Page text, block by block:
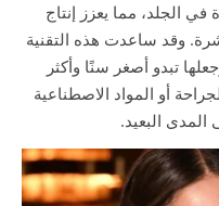
في الجلد، مما يعزز إنتاج
وقد ساعدت هذه التقنية
تبدو أصغر سنًا وأكثر
أو المواد الاصطناعية
المدى البعيد.